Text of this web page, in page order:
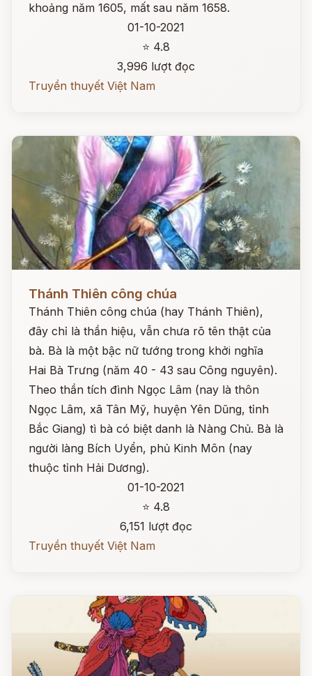
khoảng năm 1605, mất sau năm 1658.
01-10-2021
⭐ 4.8
3,996 lượt đọc
Truyền thuyết Việt Nam
Thánh Thiên công chúa
Thánh Thiên công chúa (hay Thánh Thiên),
đây chỉ là thần hiệu, vẫn chưa rõ tên thật của
bà. Bà là một bậc nữ tướng trong khởi nghĩa
Hai Bà Trưng (năm 40 - 43 sau Công nguyên).
Theo thần tích đình Ngọc Lâm (nay là thôn
Ngọc Lâm, xã Tân Mỹ, huyện Yên Dũng, tỉnh
Bắc Giang) tì bà có biệt danh là Nàng Chủ. Bà là
người làng Bích Uyển, phủ Kinh Môn (nay
thuộc tỉnh Hải Dương).
01-10-2021
⭐ 4.8
6,151 lượt đọc
Truyền thuyết Việt Nam